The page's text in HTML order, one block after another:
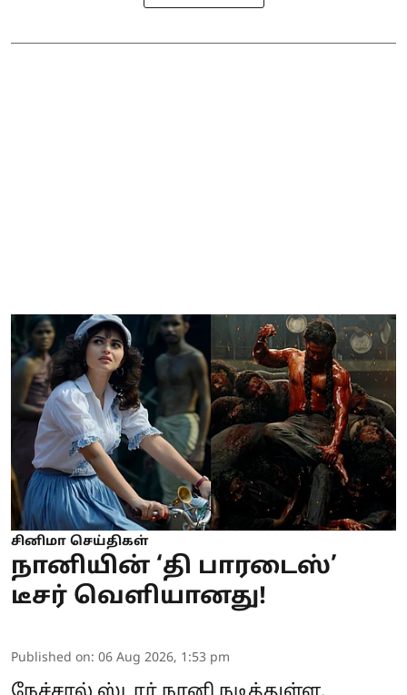
சினிமா செய்திகள்
நானியின் ‘தி பாரடைஸ்’
டீசர் வெளியானது!
Published on: 06 Aug 2026, 1:53 pm